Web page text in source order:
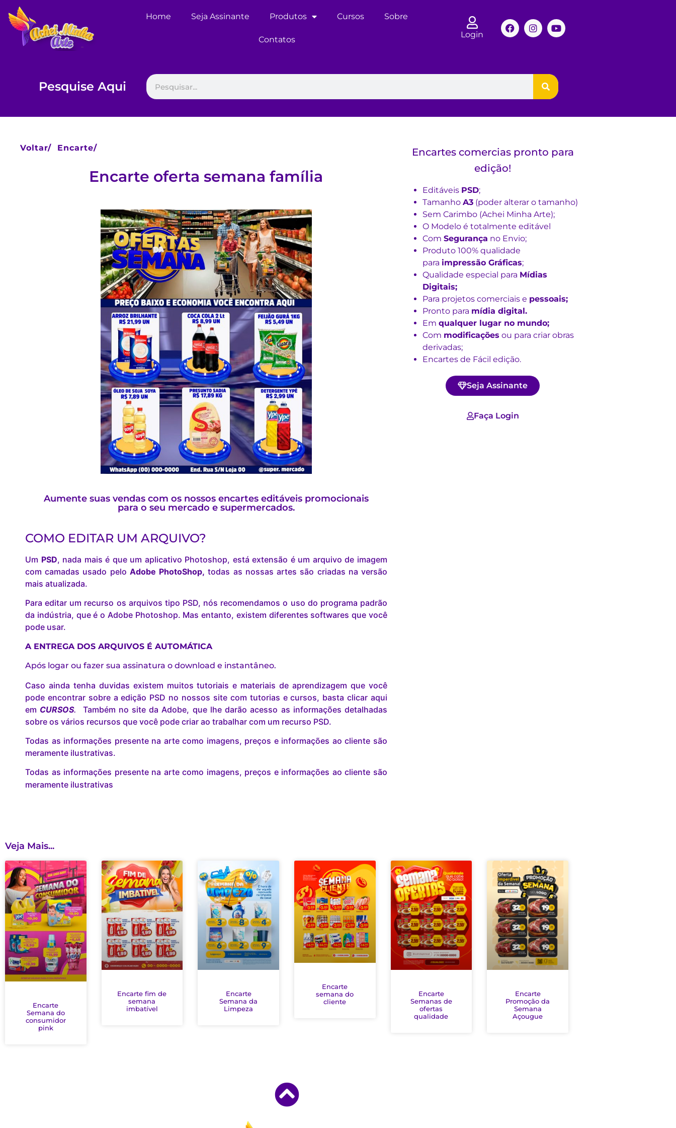
Home Seja Assinante Produtos Cursos Sobre
Contatos
Login
Pesquise Aqui
Voltar/ Encarte/
Encarte oferta semana família
Aumente suas vendas com os nossos encartes editáveis promocionais
para o seu mercado e supermercados.
COMO EDITAR UM ARQUIVO?
Um PSD, nada mais é que um aplicativo Photoshop, está extensão é um arquivo de imagem
com camadas usado pelo Adobe PhotoShop, todas as nossas artes são criadas na versão
mais atualizada.
Para editar um recurso os arquivos tipo PSD, nós recomendamos o uso do programa padrão
da indústria, que é o Adobe Photoshop. Mas entanto, existem diferentes softwares que você
pode usar.
A ENTREGA DOS ARQUIVOS É AUTOMÁTICA
Após logar ou fazer sua assinatura o download e instantâneo.
Caso ainda tenha duvidas existem muitos tutoriais e materiais de aprendizagem que você
pode encontrar sobre a edição PSD no nossos site com tutorias e cursos, basta clicar aqui
em CURSOS.
Também no site da Adobe, que lhe darão acesso as informações detalhadas
sobre os vários recursos que você pode criar ao trabalhar com um recurso PSD.
Todas as informações presente na arte como imagens, preços e informações ao cliente são
meramente ilustrativas.
Todas as informações presente na arte como imagens, preços e informações ao cliente são
meramente ilustrativas
Encartes comercias pronto para
edição!
Editáveis PSD;
Tamanho A3(poder alterar o tamanho)
Sem Carimbo (Achei Minha Arte);
O Modelo é totalmente editável
Com Segurança no Envio;
Produto 100% qualidade
para impressão Gráficas;
Qualidade especial para Mídias
Digitais;
Para projetos comerciais e pessoais;
Pronto para mídia digital.
Em qualquer lugar no mundo;
Com modificações ou para criar obras
derivadas;
Encartes de Fácil edição.
Seja Assinante
Faça Login
Veja Mais...
Encarte
Semana do
consumidor
pink
Encarte fim de
semana
imbatível
Encarte
Semana da
Limpeza
Encarte
semana do
cliente
Encarte
Semanas de
ofertas
qualidade
Encarte
Promoção da
Semana
Açougue